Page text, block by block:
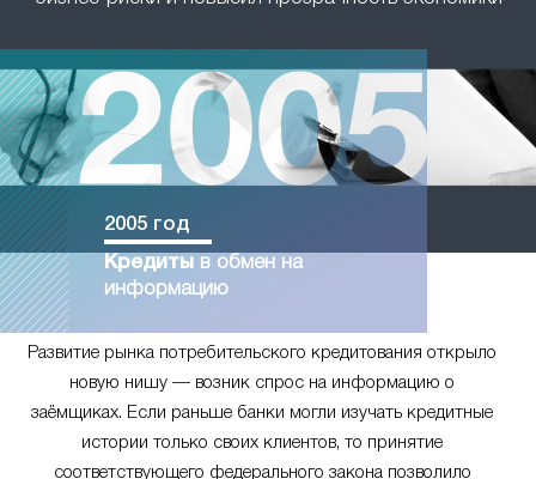
2005 год
Кредиты в обмен на
информацию
Развитие рынка потребительского кредитования открыло
новую нишу — возник спрос на информацию о
заёмщиках. Если раньше банки могли изучать кредитные
истории только своих клиентов, то принятие
соответствующего федерального закона позволило